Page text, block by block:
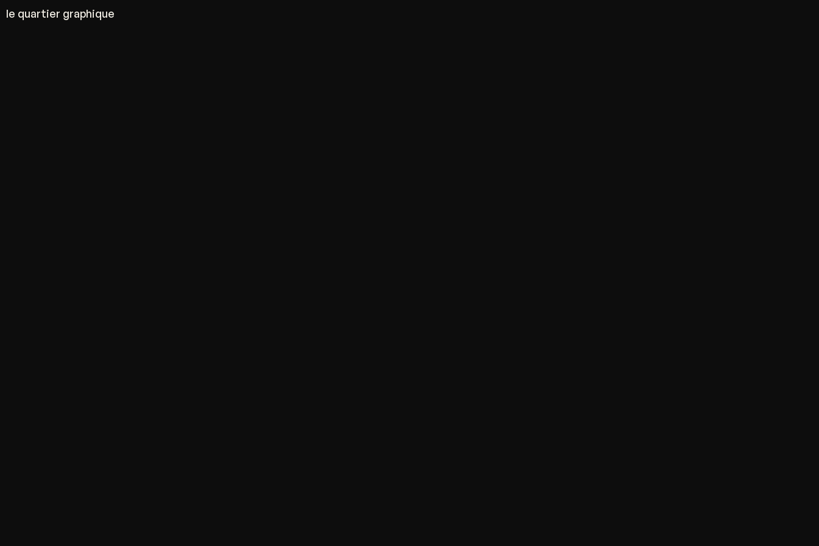
le quartier graphique